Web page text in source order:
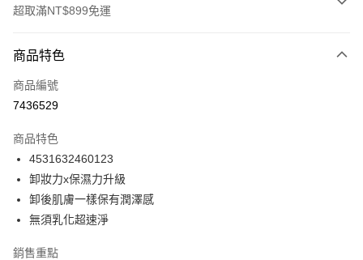
超取滿NT$899免運
信用卡一次付款
超商取貨付款
Apple Pay
街口支付
悠遊付
Google Pay
商品特色
商品編號
7436529
商品特色
4531632460123
卸妝力x保濕力升級
卸後肌膚一樣保有潤澤感
無須乳化超速淨
銷售重點